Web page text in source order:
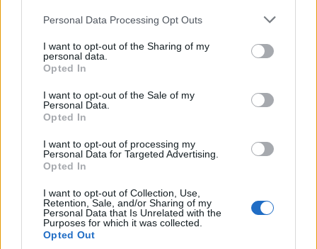
Please note that this website/app uses one or more Google
not limited to your visit or usage behaviour. You may click to
grant or deny consent to Google and its third-party tags to
use your data for below specified purposes in below Google
consent section.
Personal Data Processing Opt Outs
I want to opt-out of the Sharing of my
personal data.
Opted In
I want to opt-out of the Sale of my
Personal Data.
Opted In
I want to opt-out of processing my
Personal Data for Targeted Advertising.
Opted In
I want to opt-out of Collection, Use,
Retention, Sale, and/or Sharing of my
Personal Data that Is Unrelated with the
Purposes for which it was collected.
Opted Out
14/03/2018 - 09:54
Θρίλερ με την εξαφάνιση της Κατερίνας
Γοργογιάννη - Έπεσε θύμα απαγωγής;
Αγωνία για την Κατερίνα Γοργογιάννη στην